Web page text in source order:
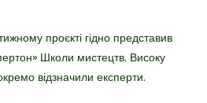
проєкті гідно представив
Школи мистецтв. Високу
відзначили експерти.